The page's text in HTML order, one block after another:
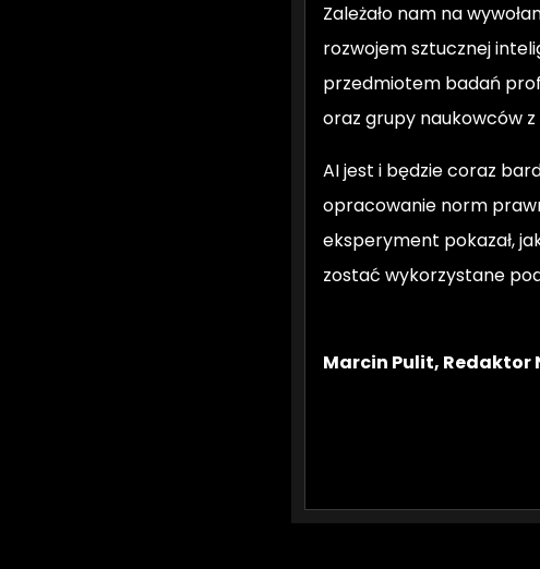
Zależało nam na
rozwojem sztucznej
przedmiotem badań
oraz grupy naukowców
AI jest i będzie coraz
opracowanie norm
eksperyment pokazał,
zostać wykorzystane
Marcin Pulit, Redaktor